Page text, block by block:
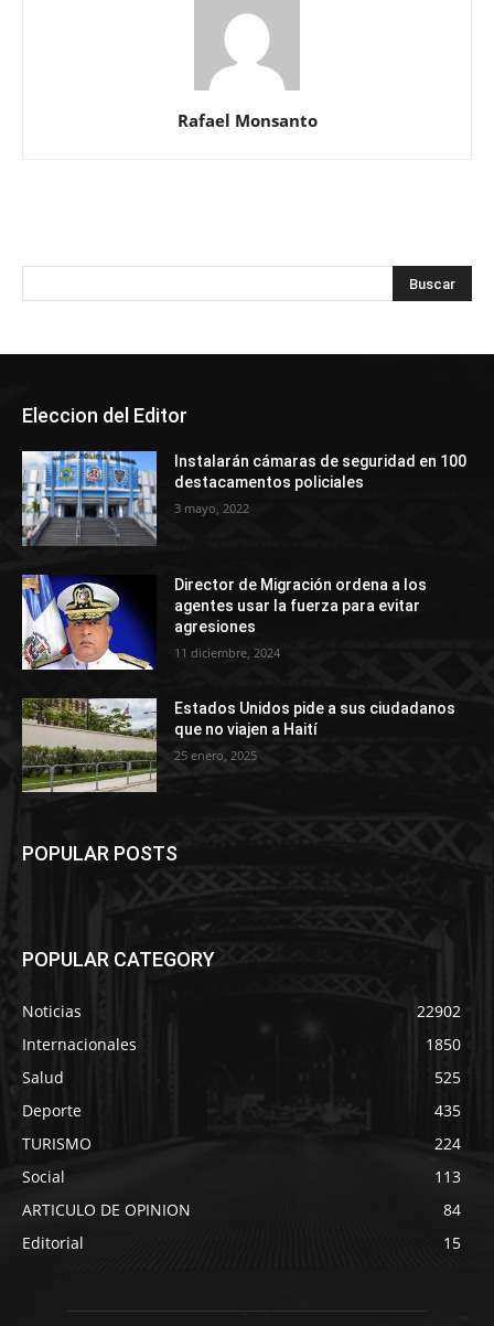
Rafael Monsanto
Eleccion del Editor
Instalarán cámaras de seguridad en 100
destacamentos policiales
3 mayo, 2022
Director de Migración ordena a los
agentes usar la fuerza para evitar
agresiones
11 diciembre, 2024
Estados Unidos pide a sus ciudadanos
que no viajen a Haití
25 enero, 2025
POPULAR POSTS
POPULAR CATEGORY
Noticias
22902
Internacionales
1850
Salud
525
Deporte
435
TURISMO
224
Social
113
ARTICULO DE OPINION
84
Editorial
15